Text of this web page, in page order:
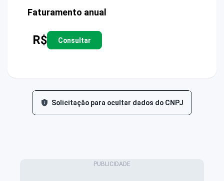
Faturamento anual
R$ Consultar
Solicitação para ocultar dados do CNPJ